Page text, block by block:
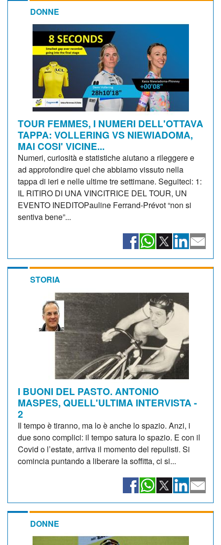
DONNE
TOUR FEMMES, I NUMERI DELL'OTTAVA
TAPPA: VOLLERING VS NIEWIADOMA,
MAI COSI' VICINE...
Numeri, curiosità e statistiche aiutano a rileggere e
ad approfondire quel che abbiamo vissuto nella
tappa di ieri e nelle ultime tre settimane. Seguiteci: 1:
IL RITIRO DI UNA VINCITRICE DEL TOUR, UN
EVENTO INEDITOPauline Ferrand-Prévot “non si
sentiva bene”...
STORIA
I BUONI DEL PASTO. ANTONIO
MASPES, QUELL'ULTIMA INTERVISTA -
2
Il tempo è tiranno, ma lo è anche lo spazio. Anzi, i
due sono complici: il tempo satura lo spazio. E con il
Covid o l’estate, arriva il momento del repulisti. Si
comincia puntando a liberare la soffitta, ci si...
DONNE